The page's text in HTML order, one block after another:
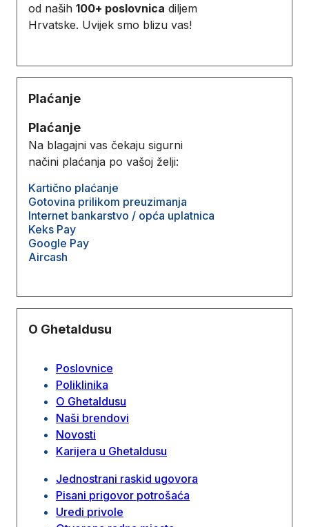
od naših 100+ poslovnica diljem
Hrvatske. Uvijek smo blizu vas!
Plaćanje
Plaćanje
Na blagajni vas čekaju sigurni
načini plaćanja po vašoj želji:
Kartično plaćanje
Gotovina prilikom preuzimanja
Internet bankarstvo / opća uplatnica
Keks Pay
Google Pay
Aircash
O Ghetaldusu
Poslovnice
Poliklinika
O Ghetaldusu
Naši brendovi
Novosti
Karijera u Ghetaldusu
Jednostrani raskid ugovora
Pisani prigovor potrošaća
Uredi privole